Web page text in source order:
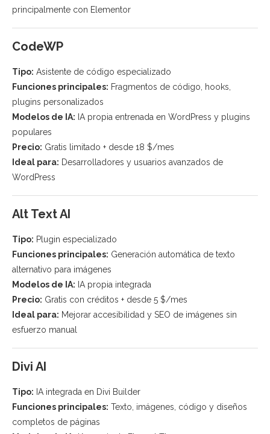
principalmente con Elementor
CodeWP
Tipo: Asistente de código especializado
Funciones principales: Fragmentos de código, hooks,
plugins personalizados
Modelos de IA: IA propia entrenada en WordPress y plugins
populares
Precio: Gratis limitado + desde 18 $/mes
Ideal para: Desarrolladores y usuarios avanzados de
WordPress
Alt Text AI
Tipo: Plugin especializado
Funciones principales: Generación automática de texto
alternativo para imágenes
Modelos de IA: IA propia integrada
Precio: Gratis con créditos + desde 5 $/mes
Ideal para: Mejorar accesibilidad y SEO de imágenes sin
esfuerzo manual
Divi AI
Tipo: IA integrada en Divi Builder
Funciones principales: Texto, imágenes, código y diseños
completos de páginas